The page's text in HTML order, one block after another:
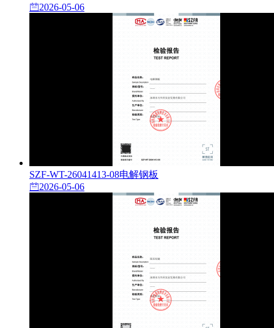
2026-05-06
SZF-WT-26041413-08电解钢板
2026-05-06